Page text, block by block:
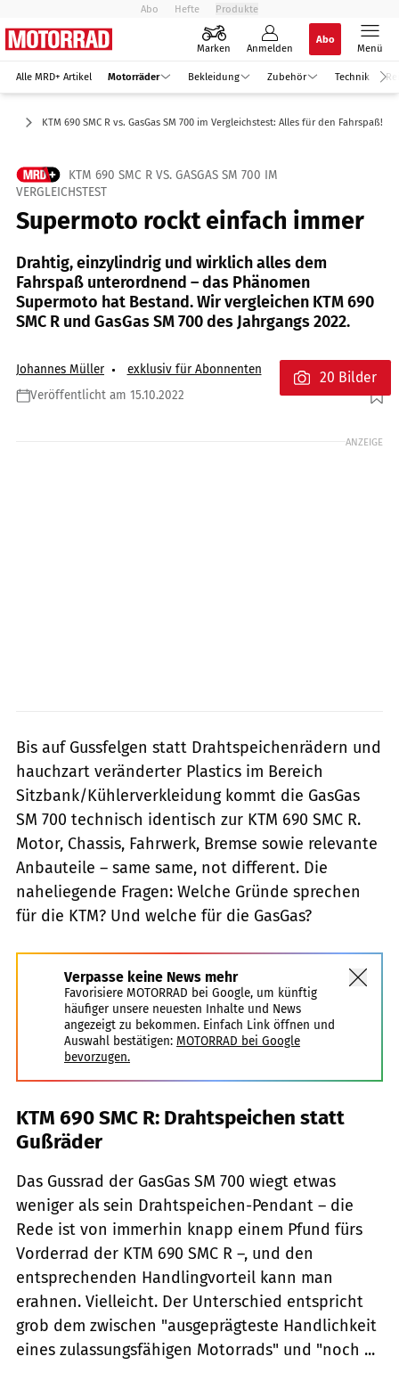
Abo Hefte Produkte
Marken Anmelden
Abo
Menü
Alle MRD+ Artikel Motorräder Bekleidung Zubehör Technik
KTM 690 SMC R vs. GasGas SM 700 im Vergleichstest: Alles für den Fahrspaß!
KTM 690 SMC R VS. GASGAS SM 700 IM
VERGLEICHSTEST
Supermoto rockt einfach immer
Drahtig, einzylindrig und wirklich alles dem
Fahrspaß unterordnend – das Phänomen
Supermoto hat Bestand. Wir vergleichen KTM 690
SMC R und GasGas SM 700 des Jahrgangs 2022.
Johannes Müller
exklusiv für Abonnenten
Veröffentlicht am 15.10.2022
Foto: Arturo Rivas
20 Bilder
ANZEIGE
Bis auf Gussfelgen statt Drahtspeichenrädern und
hauchzart veränderter Plastics im Bereich
Sitzbank/Kühlerverkleidung kommt die GasGas
SM 700 technisch identisch zur KTM 690 SMC R.
Motor, Chassis, Fahrwerk, Bremse sowie relevante
Anbauteile – same same, not different. Die
naheliegende Fragen: Welche Gründe sprechen
für die KTM? Und welche für die GasGas?
Verpasse keine News mehr
Favorisiere MOTORRAD bei Google, um künftig
häufiger unsere neuesten Inhalte und News
angezeigt zu bekommen. Einfach Link öffnen und
Auswahl bestätigen: MOTORRAD bei Google
bevorzugen.
KTM 690 SMC R: Drahtspeichen statt
Gußräder
Das Gussrad der GasGas SM 700 wiegt etwas
weniger als sein Drahtspeichen-Pendant – die
Rede ist von immerhin knapp einem Pfund fürs
Vorderrad der KTM 690 SMC R –, und den
entsprechenden Handlingvorteil kann man
erahnen. Vielleicht. Der Unterschied entspricht
grob dem zwischen "ausgeprägteste Handlichkeit
eines zulassungsfähigen Motorrads" und "noch ...